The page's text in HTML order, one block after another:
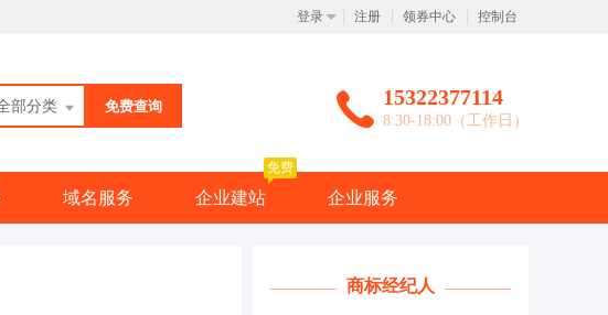
登录 注册 领券中心 控制台
部分类 免费查询 15322377114
8:30-18:00（工作日）
域名服务 企业建站
免费
企业服务
商标经纪人